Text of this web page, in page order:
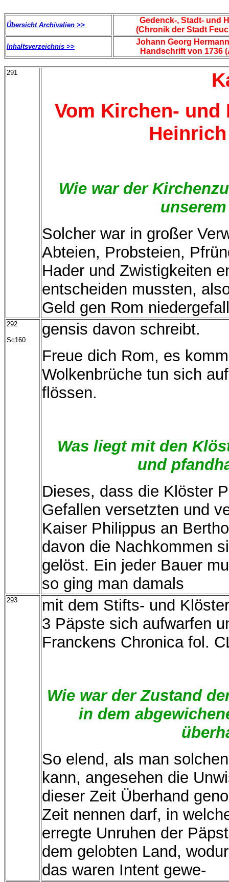
Übersicht Archivalien >>
Gedenck-, Stadt- und
(Chronik der Stadt
Inhaltsverzeichnis >>
Johann Georg
Handschrift von 1736
291
Vom Kirchen-
Wie war der
Solcher war in großer
Abteien, Probsteien,
Hader und Zwistigkeiten
entscheiden mussten,
Geld gen Rom
292
Sc160
gensis davon schreibt.
Freue dich Rom, es
Wolkenbrüche tun sich
flössen.
Was liegt mit den
und
Dieses, dass die Klöster
Gefallen versetzten und
Kaiser Philippus an
davon die Nachkommen
gelöst. Ein jeder Bauer
so ging man damals
293
mit dem Stifts- und
3 Päpste sich aufwarfen
Franckens Chronica fol.
Wie war der Zustand
in dem
So elend, als man
kann, angesehen die
dieser Zeit Überhand
Zeit nennen darf, in
erregte Unruhen der
dem gelobten Land,
das waren Intent gewe-